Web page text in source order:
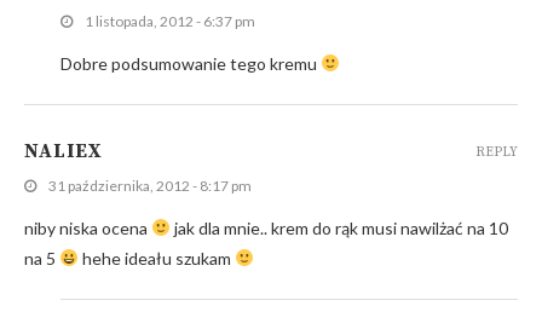
1 listopada, 2012 - 6:37 pm
Dobre podsumowanie tego kremu
NALIEX
31 października, 2012 - 8:17 pm
niby niska ocena
jak dla mnie.. krem do rąk musi nawilżać na 10
na 5
hehe ideału szukam
REPLY